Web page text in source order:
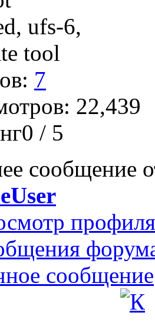
7
22,439
/ 5
сообщение
профиля
сообщение